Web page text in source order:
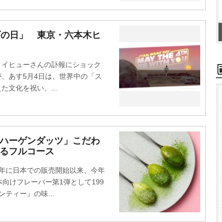
日」 東京・六本木ヒ
ヒューさんの訃報にショック
あす5月4日は、世界中の「ス
文化を祝い、...
ーゲンダッツ」こだわ
フルコース
に日本での販売開始以来、今年
けフレーバー第1弾として199
ティー』の味...